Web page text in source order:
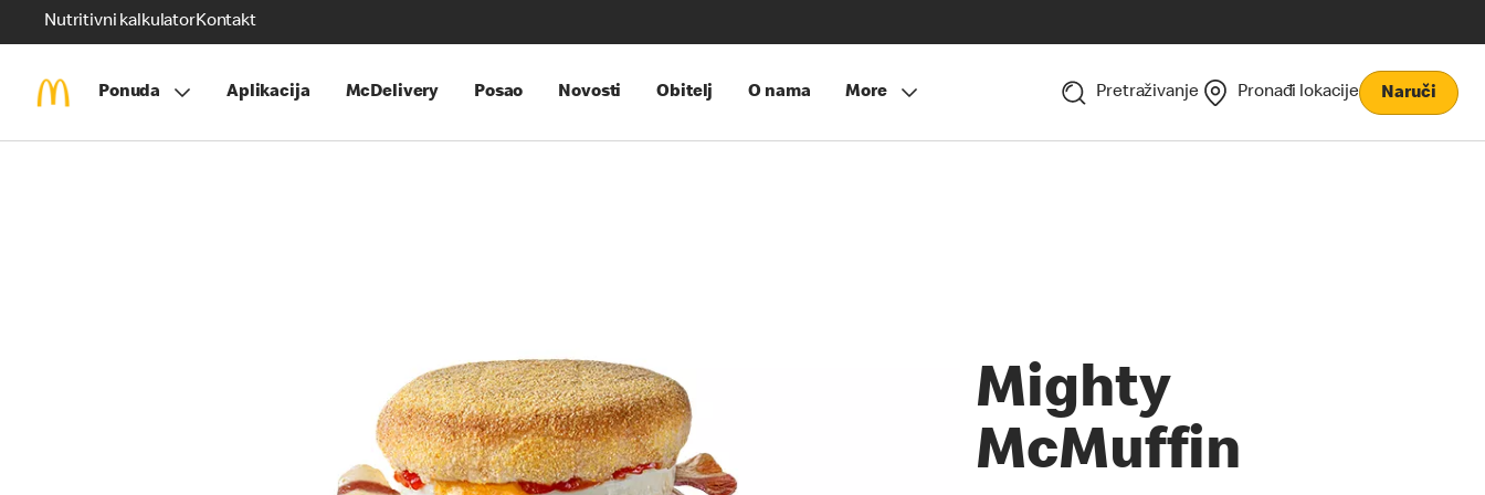
Nutritivni kalkulatorKontakt
Ponuda Aplikacija McDelivery Posao Novosti Obitelj O nama More Pretraživanje Pronađi lokacije Naruči
Mighty
McMuffin